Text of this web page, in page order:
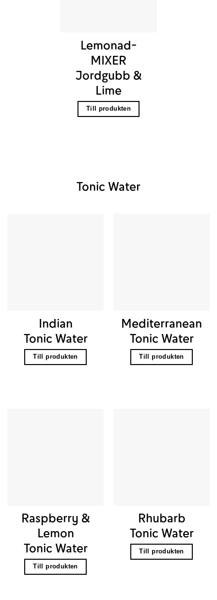
Lemonad-
MIXER
Jordgubb &
Lime
Till produkten
Tonic Water
Indian
Tonic Water
Till produkten
Mediterranean
Tonic Water
Till produkten
Raspberry &
Lemon
Tonic Water
Till produkten
Rhubarb
Tonic Water
Till produkten